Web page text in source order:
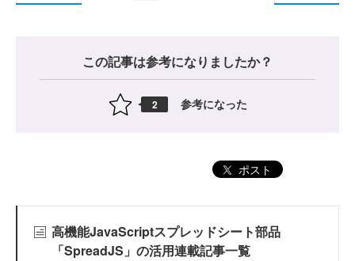
この記事は参考になりましたか？
2 参考になった
ポスト
高機能JavaScriptスプレッドシート部品
「SpreadJS」の活用連載記事一覧